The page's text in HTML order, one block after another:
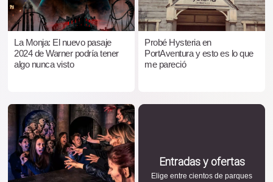
La Monja: El nuevo pasaje
2024 de Warner podría tener
algo nunca visto
Probé Hysteria en
PortAventura y esto es lo que
me pareció
Entradas y ofertas
Elige entre cientos de parques